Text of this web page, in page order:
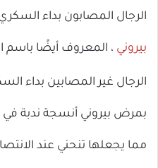
الرجال المصابون بداء
بيروني ، المعروف أيضًا باسم
الرجال غير المصابين بداء
بمرض بيروني أنسجة ندبة في
مما يجعلها تنحني عند